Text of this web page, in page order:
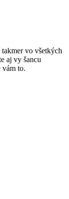
vo všetkých
aj vy šancu
vám to.